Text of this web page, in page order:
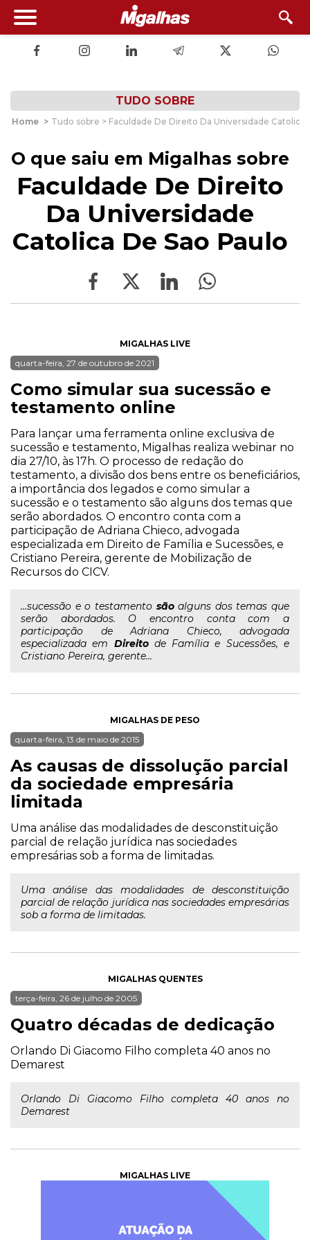
TUDO SOBRE
Home > Tudo sobre > Faculdade De Direito Da Universidade Catolica
O que saiu em Migalhas sobre
Faculdade De Direito
Da Universidade
Catolica De Sao Paulo
MIGALHAS LIVE
quarta-feira, 27 de outubro de 2021
Como simular sua sucessão e
testamento online
Para lançar uma ferramenta online exclusiva de
sucessão e testamento, Migalhas realiza webinar no
dia 27/10, às 17h. O processo de redação do
testamento, a divisão dos bens entre os beneficiários,
a importância dos legados e como simular a
sucessão e o testamento são alguns dos temas que
serão abordados. O encontro conta com a
participação de Adriana Chieco, advogada
especializada em Direito de Família e Sucessões, e
Cristiano Pereira, gerente de Mobilização de
Recursos do CICV.
...sucessão e o testamento sãoalguns dos temas que
serão abordados. O encontro conta com a
participação de Adriana Chieco, advogada
especializada em Direitode Família e Sucessões, e
Cristiano Pereira, gerente...
MIGALHAS DE PESO
quarta-feira, 13 de maio de 2015
As causas de dissolução parcial
da sociedade empresária
limitada
Uma análise das modalidades de desconstituição
parcial de relação jurídica nas sociedades
empresárias sob a forma de limitadas.
Uma análise das modalidades de desconstituição
parcial de relação jurídica nas sociedades empresárias
sob a forma de limitadas.
MIGALHAS QUENTES
terça-feira, 26 de julho de 2005
Quatro décadas de dedicação
Orlando Di Giacomo Filho completa 40 anos no
Demarest
Orlando Di Giacomo Filho completa 40 anos no
Demarest
MIGALHAS LIVE